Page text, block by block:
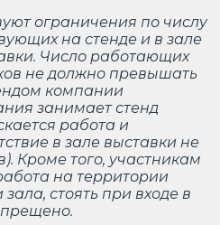
ограничения по числу
на стенде и в зале
Число работающих
не должно превышать
компании
занимает стенд
работа и
в зале выставки не
Кроме того, участникам
на территории
стоять при входе в